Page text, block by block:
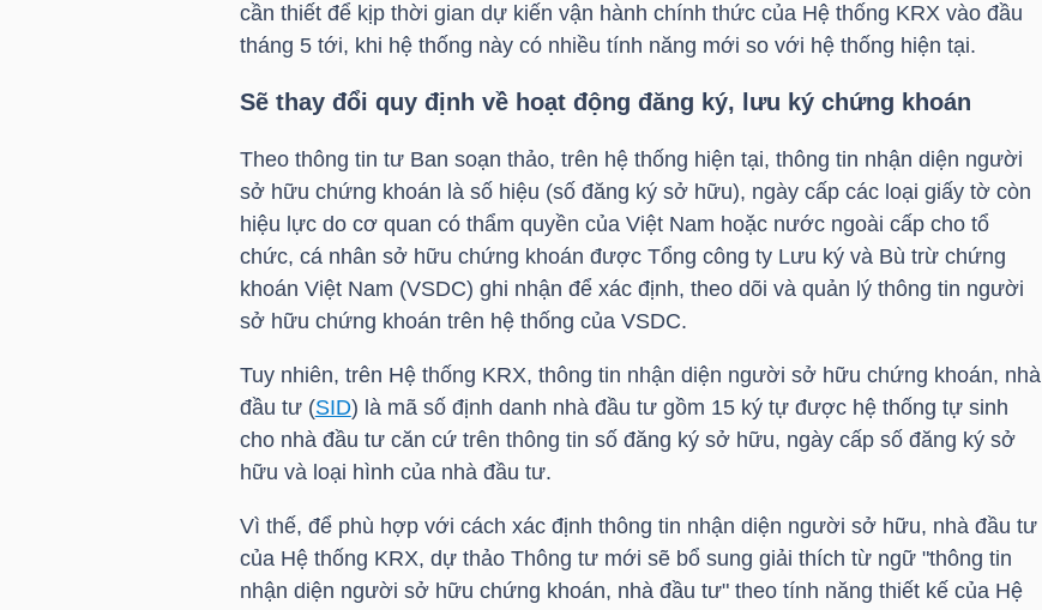
cần thiết để kịp thời gian dự kiến vận hành chính thức của Hệ thống KRX vào đầu
tháng 5 tới, khi hệ thống này có nhiều tính năng mới so với hệ thống hiện tại.
Sẽ thay đổi quy định về hoạt động đăng ký, lưu ký chứng khoán
Theo thông tin tư Ban soạn thảo, trên hệ thống hiện tại, thông tin nhận diện người
sở hữu chứng khoán là số hiệu (số đăng ký sở hữu), ngày cấp các loại giấy tờ còn
hiệu lực do cơ quan có thẩm quyền của Việt Nam hoặc nước ngoài cấp cho tổ
chức, cá nhân sở hữu chứng khoán được Tổng công ty Lưu ký và Bù trừ chứng
khoán Việt Nam (VSDC) ghi nhận để xác định, theo dõi và quản lý thông tin người
sở hữu chứng khoán trên hệ thống của VSDC.
Tuy nhiên, trên Hệ thống KRX, thông tin nhận diện người sở hữu chứng khoán, nhà
đầu tư (SID) là mã số định danh nhà đầu tư gồm 15 ký tự được hệ thống tự sinh
cho nhà đầu tư căn cứ trên thông tin số đăng ký sở hữu, ngày cấp số đăng ký sở
hữu và loại hình của nhà đầu tư.
Vì thế, để phù hợp với cách xác định thông tin nhận diện người sở hữu, nhà đầu tư
của Hệ thống KRX, dự thảo Thông tư mới sẽ bổ sung giải thích từ ngữ "thông tin
nhận diện người sở hữu chứng khoán, nhà đầu tư" theo tính năng thiết kế của Hệ